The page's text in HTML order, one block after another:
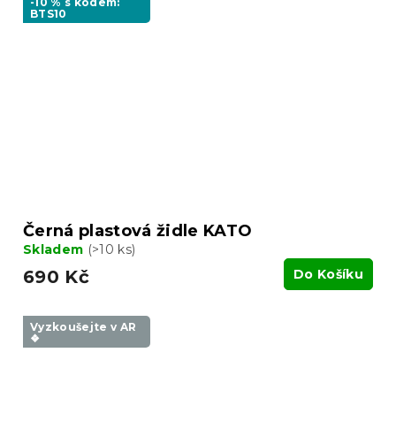
BTS10
Černá plastová židle KATO
Skladem (>10 ks)
690 Kč Do Košíku
Vyzkoušejte v AR
❖